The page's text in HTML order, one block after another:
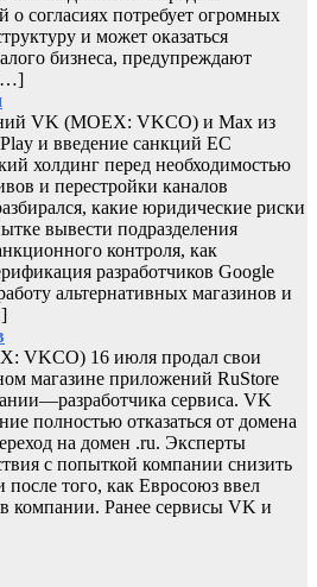
о согласиях потребует огромных
и может оказаться
бизнеса, предупреждают
VK (MOEX: VKCO) и Max из
и введение санкций ЕС
холдинг перед необходимостью
и перестройки каналов
какие юридические риски
вывести подразделения
контроля, как
разработчиков Google
альтернативных магазинов и
VKCO) 16 июля продал свои
магазине приложений RuStore
сервиса. VK
полностью отказаться от домена
на домен .ru. Эксперты
с попыткой компании снизить
того, как Евросоюз ввел
компании. Ранее сервисы VK и